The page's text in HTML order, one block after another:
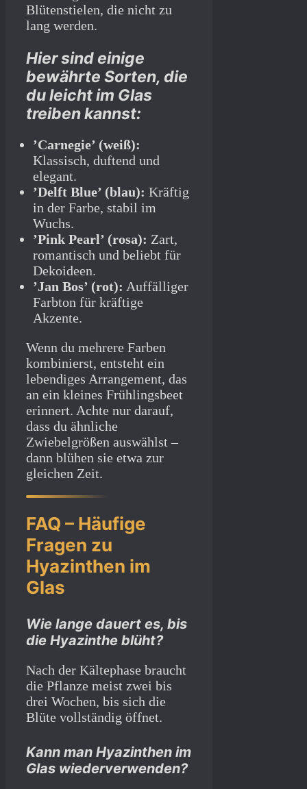
Blütenstielen, die nicht zu
lang werden.
Hier sind einige
bewährte Sorten, die
du leicht im Glas
treiben kannst:
’Carnegie’ (weiß):
Klassisch, duftend und
elegant.
’Delft Blue’ (blau): Kräftig
in der Farbe, stabil im
Wuchs.
’Pink Pearl’ (rosa): Zart,
romantisch und beliebt für
Dekoideen.
’Jan Bos’ (rot): Auffälliger
Farbton für kräftige
Akzente.
Wenn du mehrere Farben
kombinierst, entsteht ein
lebendiges Arrangement, das
an ein kleines Frühlingsbeet
erinnert. Achte nur darauf,
dass du ähnliche
Zwiebelgrößen auswählst –
dann blühen sie etwa zur
gleichen Zeit.
FAQ – Häufige
Fragen zu
Hyazinthen im
Glas
Wie lange dauert es, bis
die Hyazinthe blüht?
Nach der Kältephase braucht
die Pflanze meist zwei bis
drei Wochen, bis sich die
Blüte vollständig öffnet.
Kann man Hyazinthen im
Glas wiederverwenden?